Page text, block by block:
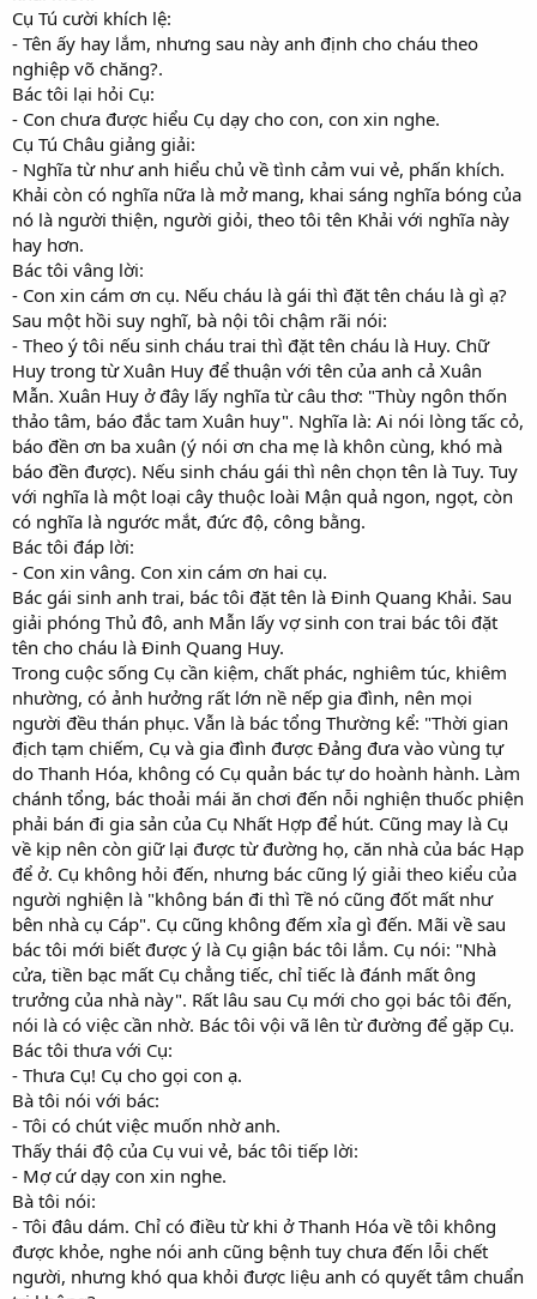
Cụ Tú cười khích lệ:
- Tên ấy hay lắm, nhưng sau này anh định cho cháu theo
nghiệp võ chăng?.
Bác tôi lại hỏi Cụ:
- Con chưa được hiểu Cụ dạy cho con, con xin nghe.
Cụ Tú Châu giảng giải:
- Nghĩa từ như anh hiểu chủ về tình cảm vui vẻ, phấn khích.
Khải còn có nghĩa nữa là mở mang, khai sáng nghĩa bóng của
nó là người thiện, người giỏi, theo tôi tên Khải với nghĩa này
hay hơn.
Bác tôi vâng lời:
- Con xin cám ơn cụ. Nếu cháu là gái thì đặt tên cháu là gì ạ?
Sau một hồi suy nghĩ, bà nội tôi chậm rãi nói:
- Theo ý tôi nếu sinh cháu trai thì đặt tên cháu là Huy. Chữ
Huy trong từ Xuân Huy để thuận với tên của anh cả Xuân
Mẫn. Xuân Huy ở đây lấy nghĩa từ câu thơ: "Thùy ngôn thốn
thảo tâm, báo đắc tam Xuân huy". Nghĩa là: Ai nói lòng tấc cỏ,
báo đền ơn ba xuân (ý nói ơn cha mẹ là khôn cùng, khó mà
báo đền được). Nếu sinh cháu gái thì nên chọn tên là Tuy. Tuy
với nghĩa là một loại cây thuộc loài Mận quả ngon, ngọt, còn
có nghĩa là ngước mắt, đức độ, công bằng.
Bác tôi đáp lời:
- Con xin vâng. Con xin cám ơn hai cụ.
Bác gái sinh anh trai, bác tôi đặt tên là Đinh Quang Khải. Sau
giải phóng Thủ đô, anh Mẫn lấy vợ sinh con trai bác tôi đặt
tên cho cháu là Đinh Quang Huy.
Trong cuộc sống Cụ cần kiệm, chất phác, nghiêm túc, khiêm
nhường, có ảnh hưởng rất lớn nề nếp gia đình, nên mọi
người đều thán phục. Vẫn là bác tổng Thường kể: "Thời gian
địch tạm chiếm, Cụ và gia đình được Đảng đưa vào vùng tự
do Thanh Hóa, không có Cụ quản bác tự do hoành hành. Làm
chánh tổng, bác thoải mái ăn chơi đến nỗi nghiện thuốc phiện
phải bán đi gia sản của Cụ Nhất Hợp để hút. Cũng may là Cụ
về kịp nên còn giữ lại được từ đường họ, căn nhà của bác Hạp
để ở. Cụ không hỏi đến, nhưng bác cũng lý giải theo kiểu của
người nghiện là "không bán đi thì Tề nó cũng đốt mất như
bên nhà cụ Cáp". Cụ cũng không đếm xỉa gì đến. Mãi về sau
bác tôi mới biết được ý là Cụ giận bác tôi lắm. Cụ nói: "Nhà
cửa, tiền bạc mất Cụ chẳng tiếc, chỉ tiếc là đánh mất ông
trưởng của nhà này". Rất lâu sau Cụ mới cho gọi bác tôi đến,
nói là có việc cần nhờ. Bác tôi vội vã lên từ đường để gặp Cụ.
Bác tôi thưa với Cụ:
- Thưa Cụ! Cụ cho gọi con ạ.
Bà tôi nói với bác:
- Tôi có chút việc muốn nhờ anh.
Thấy thái độ của Cụ vui vẻ, bác tôi tiếp lời:
- Mợ cứ dạy con xin nghe.
Bà tôi nói:
- Tôi đâu dám. Chỉ có điều từ khi ở Thanh Hóa về tôi không
được khỏe, nghe nói anh cũng bệnh tuy chưa đến lỗi chết
người, nhưng khó qua khỏi được liệu anh có quyết tâm chuẩn